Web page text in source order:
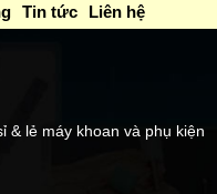
Tin tức Liên hệ
& lẻ máy khoan và phụ kiện